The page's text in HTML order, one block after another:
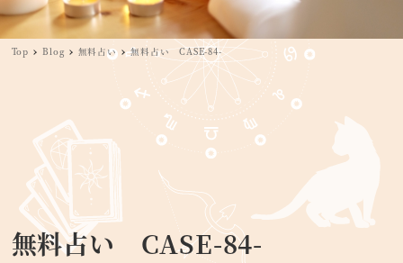
Top Blog 無料占い 無料占い CASE-84-
無料占い CASE-84-